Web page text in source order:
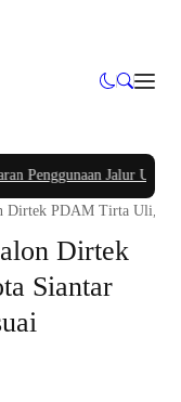
Jalur Utilitas
Dirtek PDAM Tirta Uli,
Dirtek
Siantar